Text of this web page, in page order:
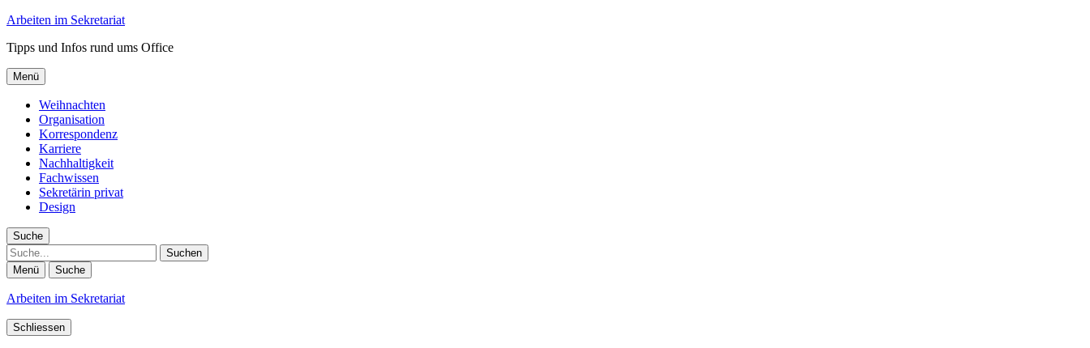
Arbeiten im Sekretariat
Tipps und Infos rund ums Office
Menü
Weihnachten
Organisation
Korrespondenz
Karriere
Nachhaltigkeit
Fachwissen
Sekretärin privat
Design
Suche
Suche
Menü Suche
Arbeiten im Sekretariat
Schliessen